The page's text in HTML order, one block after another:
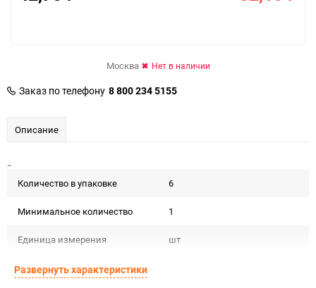
Москва Нет в наличии
Заказ по телефону 8 800 234 5155
Описание
..
Количество в упаковке
6
Минимальное количество 1
Единица измерения шт
Развернуть характеристики